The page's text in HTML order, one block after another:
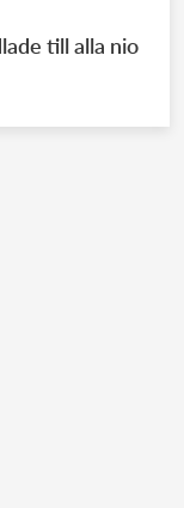
till alla nio